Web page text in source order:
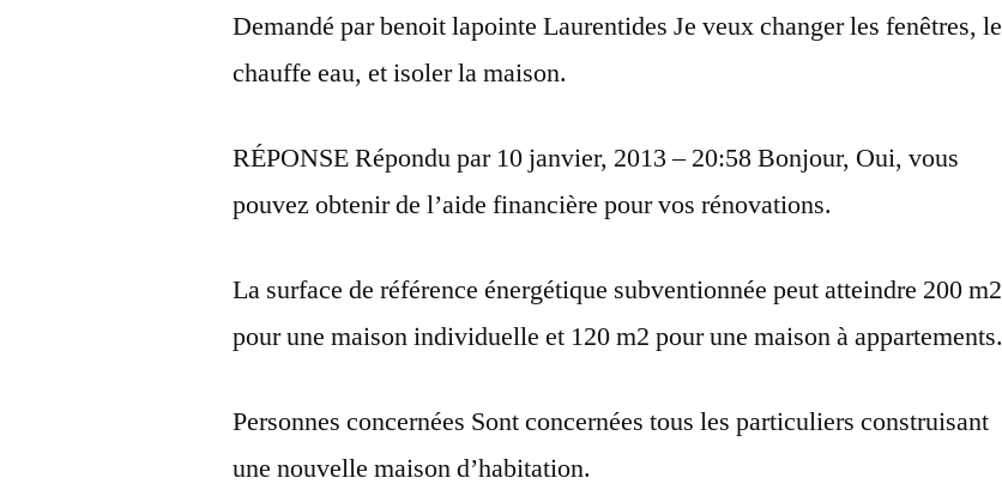
isolation
Demandé par benoit lapointe Laurentides Je veux changer les fenêtres, le
chauffe eau, et isoler la maison.
RÉPONSE Répondu par 10 janvier, 2013 – 20:58 Bonjour, Oui, vous
pouvez obtenir de l’aide financière pour vos rénovations.
La surface de référence énergétique subventionnée peut atteindre 200 m2
pour une maison individuelle et 120 m2 pour une maison à appartements.
Personnes concernées Sont concernées tous les particuliers construisant
une nouvelle maison d’habitation.